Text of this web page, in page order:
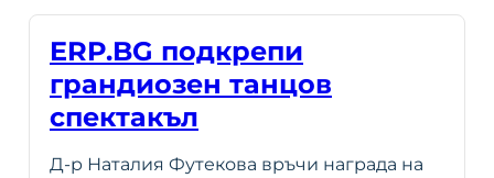
ERP.BG подкрепи
грандиозен танцов
спектакъл
Д-р Наталия Футекова връчи награда на